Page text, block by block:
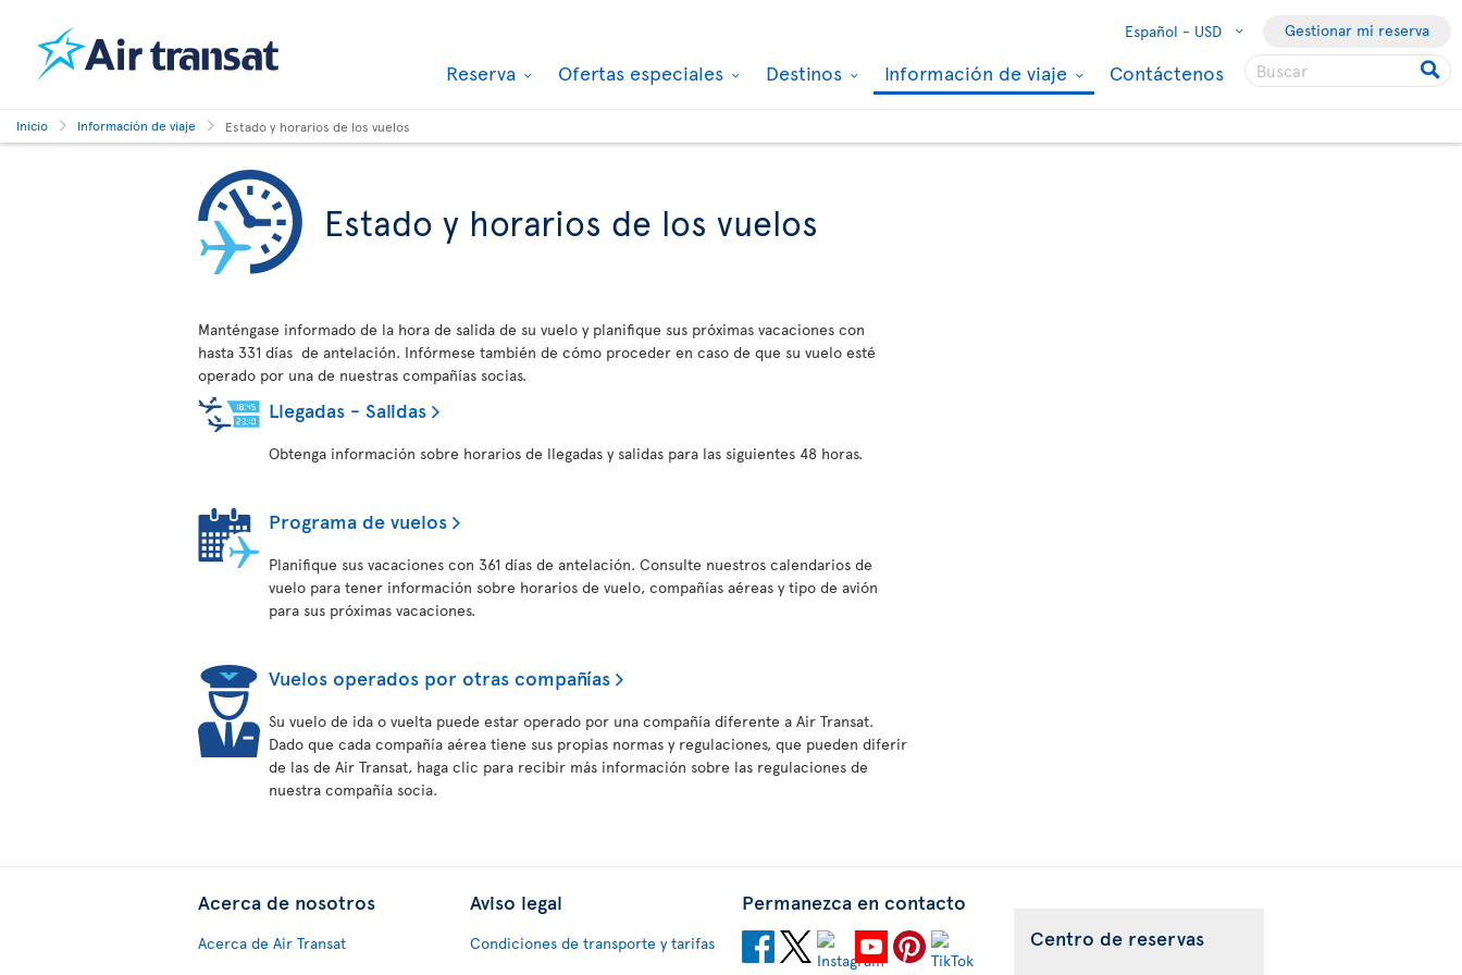
Español - USD Gestionar mi reserva
Reserva Ofertas especiales Destinos Información de viaje Contáctenos
Inicio Información de viaje Estado y horarios de los vuelos
Estado y horarios de los vuelos
Manténgase informado de la hora de salida de su vuelo y planifique sus próximas vacaciones con
hasta 331 días de antelación. Infórmese también de cómo proceder en caso de que su vuelo esté
operado por una de nuestras compañías socias.
Llegadas - Salidas
Obtenga información sobre horarios de llegadas y salidas para las siguientes 48 horas.
Programa de vuelos
Planifique sus vacaciones con 361 días de antelación. Consulte nuestros calendarios de
vuelo para tener información sobre horarios de vuelo, compañías aéreas y tipo de avión
para sus próximas vacaciones.
Vuelos operados por otras compañías
Su vuelo de ida o vuelta puede estar operado por una compañía diferente a Air Transat.
Dado que cada compañía aérea tiene sus propias normas y regulaciones, que pueden diferir
de las de Air Transat, haga clic para recibir más información sobre las regulaciones de
nuestra compañía socia.
Acerca de nosotros
Acerca de Air Transat
Aviso legal
Condiciones de transporte y tarifas
Permanezca en contacto
Centro de reservas